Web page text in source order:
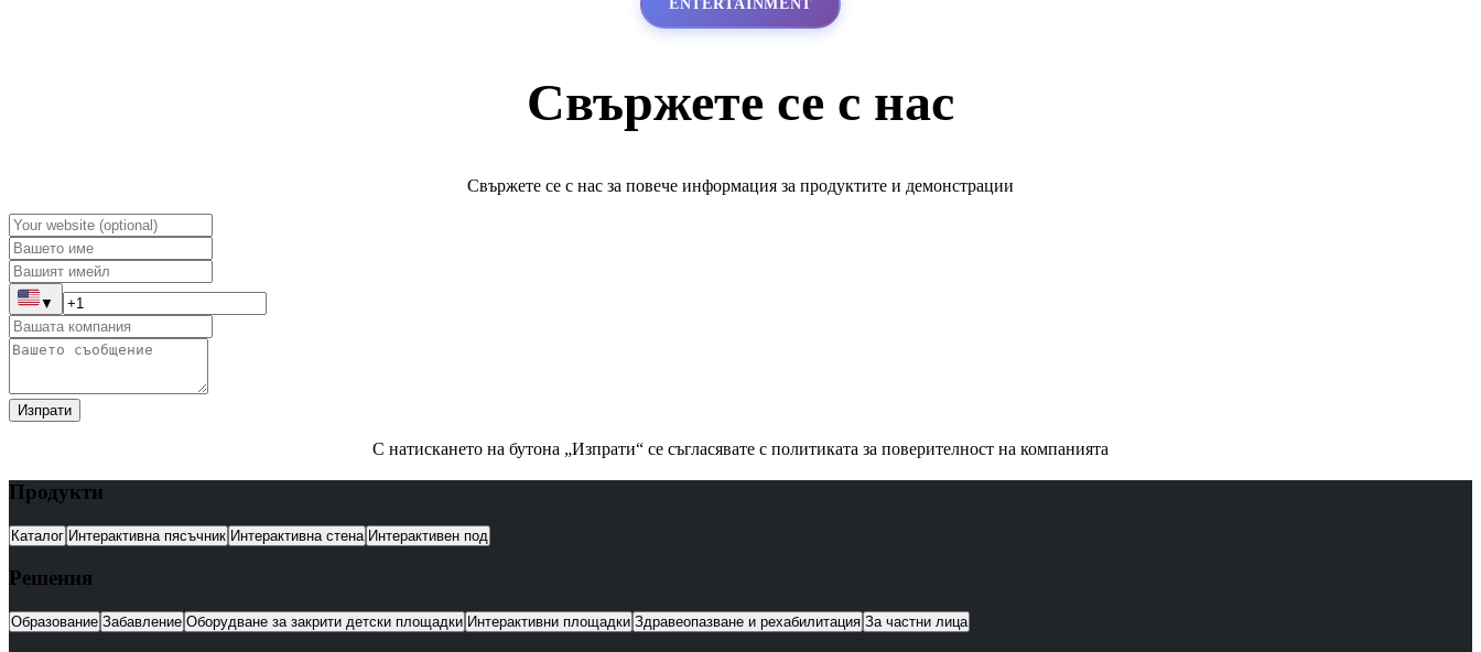
ENTERTAINMENT
Свържете се с нас
Свържете се с нас за повече информация за продуктите и демонстрации
▼
Изпрати
С натискането на бутона „Изпрати“ се съгласявате с политиката за поверителност на компанията
Продукти
Каталог Интерактивна пясъчник Интерактивна стена Интерактивен под
Решения
Образование Забавление Оборудване за закрити детски площадки Интерактивни площадки Здравеопазване и рехабилитация За частни лица